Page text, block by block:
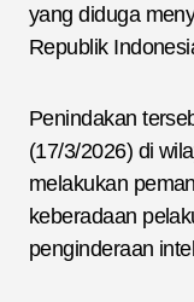
yang diduga
Republik
Penindakan
(17/3/2026) di
melakukan
keberadaan
penginderaan